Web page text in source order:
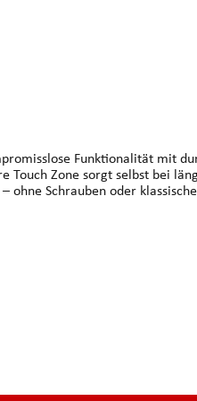
Zone sorgt selbst bei